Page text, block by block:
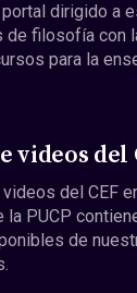
dirigido a
filosofía con
para la
videos del
videos del CEF
la PUCP
de